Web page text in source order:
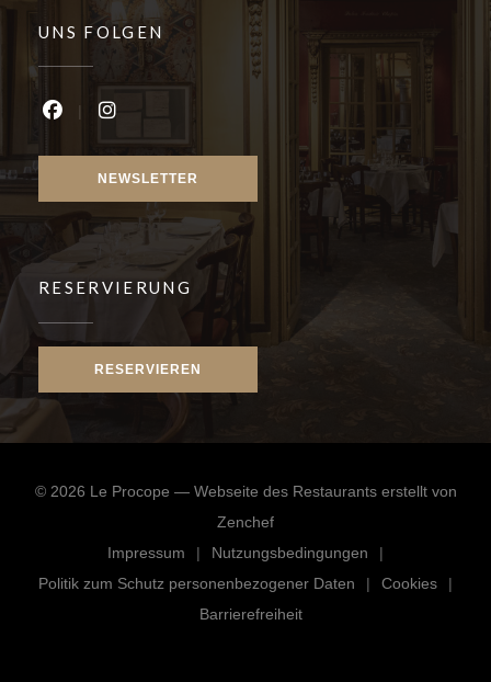
UNS FOLGEN
Facebook ((öffnet ein neues Fenster))
Instagram ((öffnet ein neues Fenster))
NEWSLETTER
RESERVIERUNG
RESERVIEREN
© 2026 Le Procope — Webseite des Restaurants erstellt von
Zenchef((öffnet ein neues Fenster))
Impressum
((öffnet ein neues Fenster))
Nutzungsbedingungen
((öffnet ein neues
Politik zum Schutz personenbezogener Daten
((öffnet ein neues Fenster))
Cookies
((öffnet
Barrierefreiheit